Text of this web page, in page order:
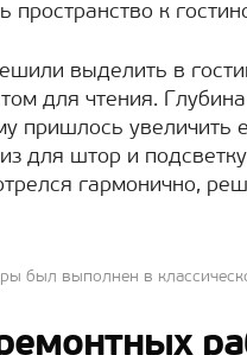
пространство к
выделить в
для чтения.
пришлось увеличить
для штор и
гармонично,
был выполнен в